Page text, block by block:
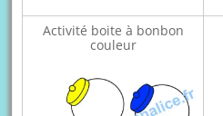
Activité boite à bonbon
couleur